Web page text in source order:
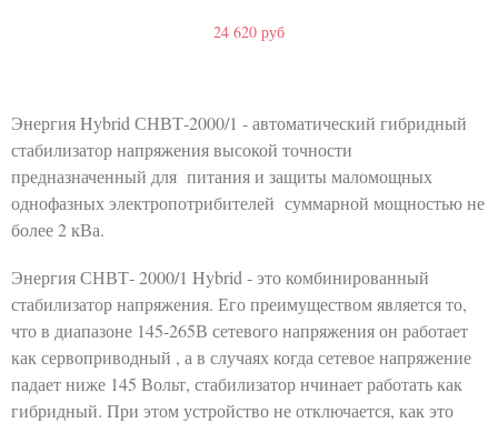
24 620 руб
Энергия Hybrid СНВТ-2000/1 - автоматический гибридный
стабилизатор напряжения высокой точности
предназначенный для питания и защиты маломощных
однофазных электропотрибителей суммарной мощностью не
более 2 кВа.
Энергия СНВТ- 2000/1 Hybrid - это комбинированный
стабилизатор напряжения. Его преимуществом является то,
что в диапазоне 145-265В сетевого напряжения он работает
как сервоприводный , а в случаях когда сетевое напряжение
падает ниже 145 Вольт, стабилизатор нчинает работать как
гибридный. При этом устройство не отключается, как это